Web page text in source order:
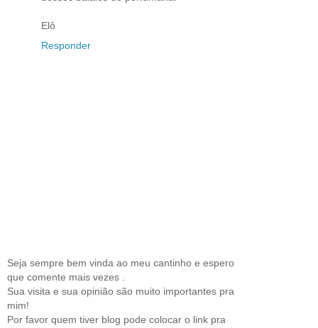
Elô
Responder
Seja sempre bem vinda ao meu cantinho e espero
que comente mais vezes .
Sua visita e sua opinião são muito importantes pra
mim!
Por favor quem tiver blog pode colocar o link pra